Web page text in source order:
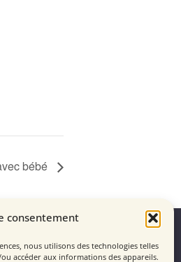
consentement
nous utilisons des technologies telles
accéder aux informations des appareils.
bébé
la famille!